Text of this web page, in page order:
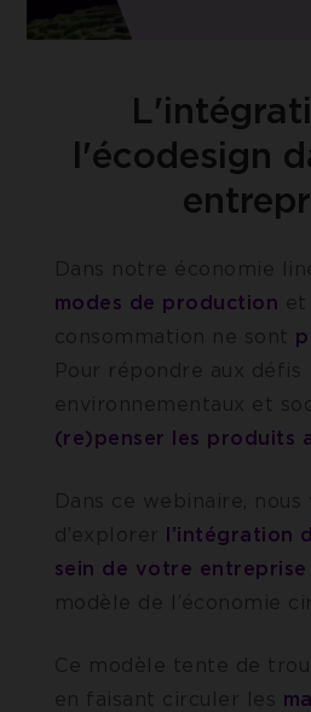
l'écodesign
Dans notre économie
modes de production et
consommation ne sont
Pour répondre aux défis
environnementaux et
(re)penser les produits
Dans ce webinaire, nous
d’explorer l’intégration
sein de votre entreprise
modèle de l’économie
Ce modèle tente de
en faisant circuler les